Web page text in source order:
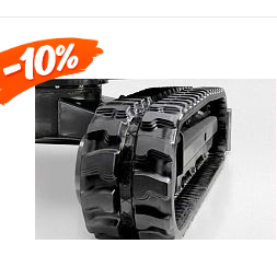
Купить в 1 клик Сравнение
В избранное Под заказ